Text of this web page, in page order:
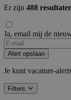
Er zijn 488
Ja, email mij de
Alert opslaan
Je kunt vacature-
Filters